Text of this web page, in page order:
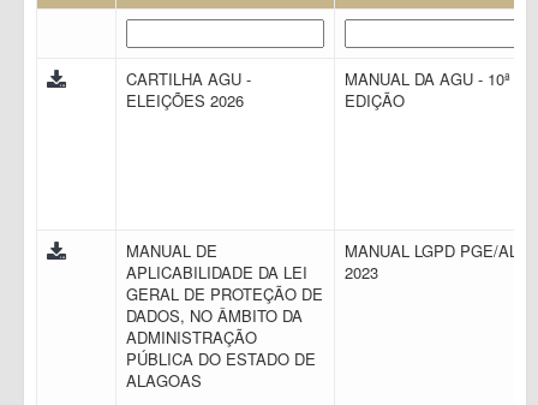
CARTILHA AGU -
ELEIÇÕES 2026
MANUAL DA AGU - 10ª
EDIÇÃO
MANUAL DE
APLICABILIDADE DA LEI
GERAL DE PROTEÇÃO DE
DADOS, NO ÂMBITO DA
ADMINISTRAÇÃO
PÚBLICA DO ESTADO DE
ALAGOAS
MANUAL LGPD PGE/AL
2023